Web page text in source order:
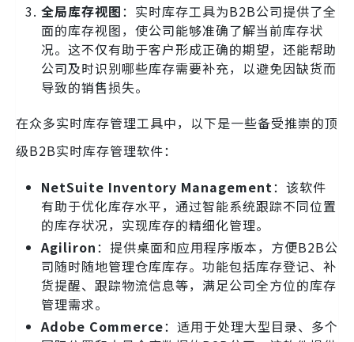
全局库存视图：实时库存工具为B2B公司提供了全
面的库存视图，使公司能够准确了解当前库存状
况。这不仅有助于客户形成正确的期望，还能帮助
公司及时识别哪些库存需要补充，以避免因缺货而
导致的销售损失。
在众多实时库存管理工具中，以下是一些备受推崇的顶
级B2B实时库存管理软件：
NetSuite Inventory Management：该软件
有助于优化库存水平，通过智能系统跟踪不同位置
的库存状况，实现库存的精细化管理。
Agiliron：提供桌面和应用程序版本，方便B2B公
司随时随地管理仓库库存。功能包括库存登记、补
货提醒、跟踪物流信息等，满足公司全方位的库存
管理需求。
Adobe Commerce：适用于处理大型目录、多个